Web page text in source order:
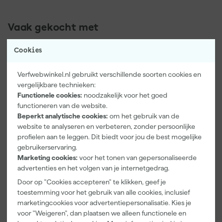
Cookies
Verfwebwinkel.nl gebruikt verschillende soorten cookies en
vergelijkbare technieken:
Functionele cookies: noodzakelijk voor het goed
functioneren van de website.
Beperkt analytische cookies: om het gebruik van de
website te analyseren en verbeteren, zonder persoonlijke
profielen aan te leggen. Dit biedt voor jou de best mogelijke
gebruikerservaring.
Marketing cookies: voor het tonen van gepersonaliseerde
advertenties en het volgen van je internetgedrag.
Door op "Cookies accepteren" te klikken, geef je
toestemming voor het gebruik van alle cookies, inclusief
marketingcookies voor advertentiepersonalisatie. Kies je
voor "Weigeren", dan plaatsen we alleen functionele en
Vaak gekocht met
Paintura
Lucamax
Washi tape -
Maandag
bezorgd
Adviesprijs 6,00
F&B
Kleurenwaaie
Maandag
bezorgd
And Go
Verfemmer -
8L + 5
Inzetemmers
en deksel
Maandag
bezorgd